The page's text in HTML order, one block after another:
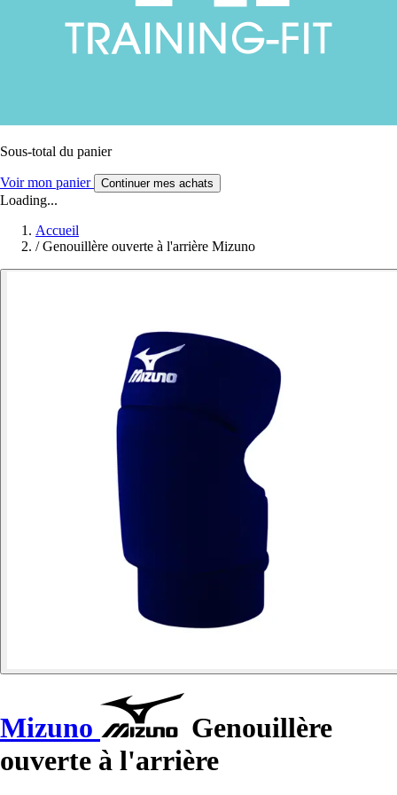
Sous-total du panier
Voir mon panier Continuer mes achats
Loading...
Accueil
/ Genouillère ouverte à l'arrière Mizuno
Mizuno
Genouillère
ouverte à l'arrière